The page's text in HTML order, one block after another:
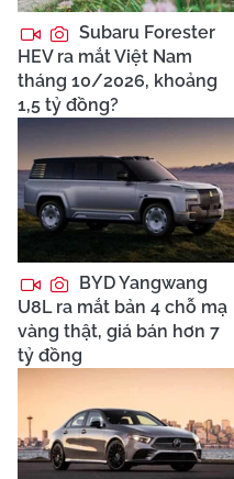
Subaru Forester
HEV ra mắt Việt Nam
tháng 10/2026, khoảng
1,5 tỷ đồng?
BYD Yangwang
U8L ra mắt bản 4 chỗ mạ
vàng thật, giá bán hơn 7
tỷ đồng